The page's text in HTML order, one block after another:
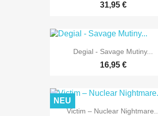
31,95 €
Degial - Savage Mutiny...
16,95 €
Victim – Nuclear Nightmare...
NEU